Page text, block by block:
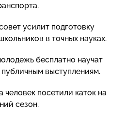
усилит подготовку
в точных науках.
бесплатно научат
публичным выступлениям.
человек посетили каток на
сезон.